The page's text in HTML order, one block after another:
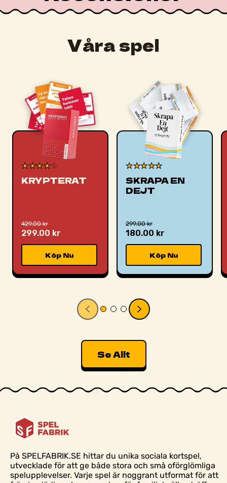
"Det här är ju kanske mindre ett spel och mer
att hitta något nytt att laga när ni tröttnat på
era gamla klassiker. Plus för variationen, den
tydliga instruktioner.
En trevlig julklapp till den äventyrlige kocken.
För den med kontrollbehov kan det vara en
utmaning att våga laga ett nytt recept."
Våra spel
★★★★★
KRYPTERAT
429.00 kr
299.00 kr
Köp Nu
★★★★★
SKRAPA EN
DEJT
299.00 kr
180.00 kr
Köp Nu
Se Allt
På SPELFABRIK.SE hittar du unika sociala kortspel,
utvecklade för att ge både stora och små oförglömliga
spelupplevelser. Varje spel är noggrant utformat för att